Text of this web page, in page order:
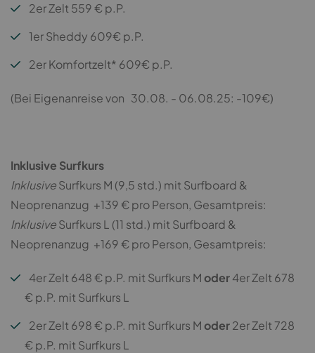
2er Zelt 559 € p.P.
1er Sheddy 609€ p.P.
2er Komfortzelt* 609€ p.P.
(Bei Eigenanreise von 30.08. - 06.08.25: -109€)
Inklusive Surfkurs
InklusiveSurfkurs M (9,5 std.) mit Surfboard &
Neoprenanzug +139 € pro Person, Gesamtpreis:
InklusiveSurfkurs L (11 std.) mit Surfboard &
Neoprenanzug +169 € pro Person, Gesamtpreis:
4er Zelt 648 € p.P. mit Surfkurs Moder4er Zelt 678
€ p.P. mit Surfkurs L
2er Zelt 698 € p.P. mit Surfkurs Moder2er Zelt 728
€ p.P. mit Surfkurs L